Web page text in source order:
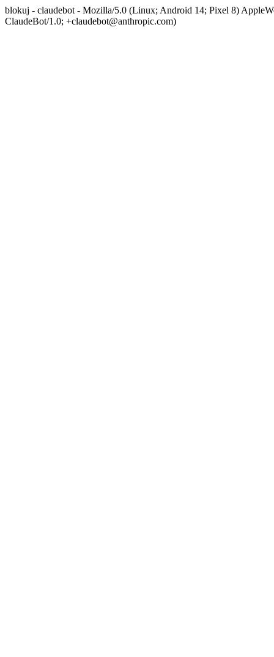
blokuj - claudebot - Mozilla/5.0 (Linux; Android 14; Pixel 8)
ClaudeBot/1.0; +claudebot@anthropic.com)